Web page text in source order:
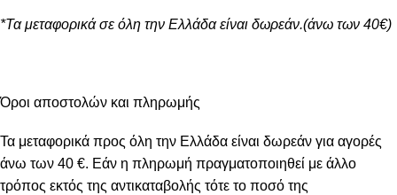
*Τα μεταφορικά σε όλη την Ελλάδα είναι δωρεάν.(άνω των 40€)
Όροι αποστολών και πληρωμής
Τα μεταφορικά προς όλη την Ελλάδα είναι δωρεάν για αγορές
άνω των 40 €. Εάν η πληρωμή πραγματοποιηθεί με άλλο
τρόπος εκτός της αντικαταβολής τότε το ποσό της